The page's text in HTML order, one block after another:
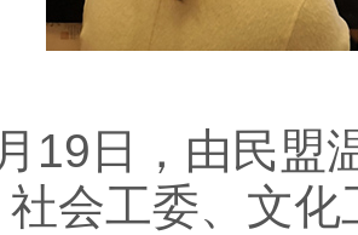
日，由民盟温
会工委、文化